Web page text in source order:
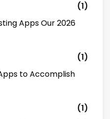
(1)
Apps Our 2026
(1)
to Accomplish
(1)